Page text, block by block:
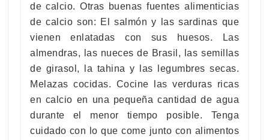
de calcio. Otras buenas fuentes alimenticias
de calcio son: El salmón y las sardinas que
vienen enlatadas con sus huesos. Las
almendras, las nueces de Brasil, las semillas
de girasol, la tahina y las legumbres secas.
Melazas cocidas. Cocine las verduras ricas
en calcio en una pequeña cantidad de agua
durante el menor tiempo posible. Tenga
cuidado con lo que come junto con alimentos